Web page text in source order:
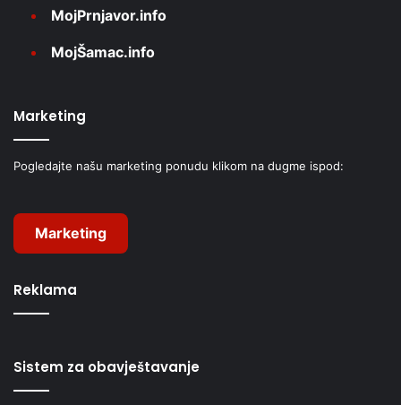
MojPrnjavor.info
MojŠamac.info
Marketing
Pogledajte našu marketing ponudu klikom na dugme ispod:
Marketing
Reklama
Sistem za obavještavanje